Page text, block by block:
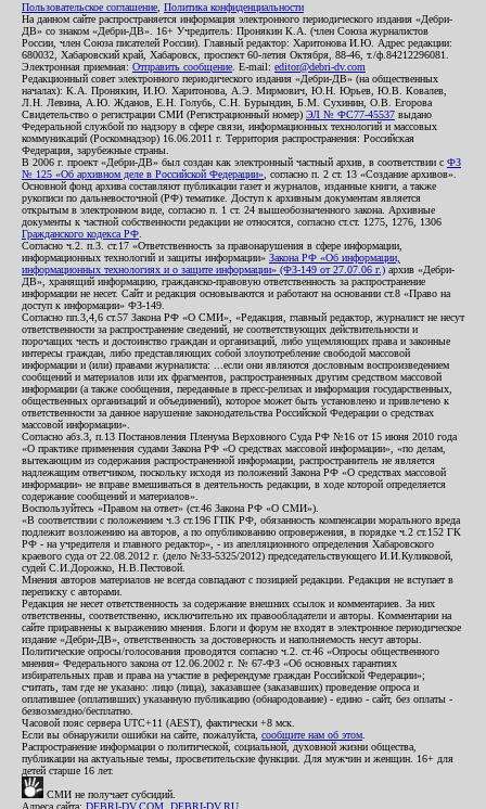
Пользовательское соглашение Политика конфиденциальности
На данном сайте распространяется информация электронного периодического издания «Дебри-
ДВ» со знаком «Дебри-ДВ». 16+ Учредитель: Пронякин К.А. (член Союза журналистов
России, член Союза писателей России). Главный редактор: Харитонова И.Ю. Адрес редакции:
680032, Хабаровский край, Хабаровск, проспект 60-летия Октября, 88-46, т./ф.84212296081.
Электронная приемная: Отправить сообщение . E-mail: editor@debri-dv.com
Редакционный совет электронного периодического издания «Дебри-ДВ» (на общественных
началах): К.А. Пронякин, И.Ю. Харитонова, А.Э. Мирмович, Ю.Н. Юрьев, Ю.В. Ковалев,
Л.Н. Левина, А.Ю. Жданов, Е.Н. Голубь, С.Н. Бурындин, Б.М. Сухинин, О.В. Егорова
Свидетельство о регистрации СМИ (Регистрационный номер) ЭЛ № ФС77-45537 выдано
Федеральной службой по надзору в сфере связи, информационных технологий и массовых
коммуникаций (Роскомнадзор) 16.06.2011 г. Территория распространения: Российская
Федерация, зарубежные страны.
В 2006 г. проект «Дебри-ДВ» был создан как электронный частный архив, в соответствии с ФЗ
№ 125 «Об архивном деле в Российской Федерации» , согласно п. 2 ст. 13 «Создание архивов».
Основной фонд архива составляют публикации газет и журналов, изданные книги, а также
рукописи по дальневосточной (РФ) тематике. Доступ к архивным документам является
открытым в электронном виде, согласно п. 1 ст. 24 вышеобозначенного закона. Архивные
документы к частной собственности редакции не относятся, согласно ст.ст. 1275, 1276, 1306
Гражданского кодекса РФ
Согласно ч.2. п.3. ст.17 «Ответственность за правонарушения в сфере информации,
информационных технологий и защиты информации» Закона РФ «Об информации,
информационных технологиях и о защите информации» (ФЗ-149 от 27.07.06 г.) архив «Дебри-
ДВ», хранящий информацию, гражданско-правовую ответственность за распространение
информации не несет. Сайт и редакция основываются и работают на основании ст.8 «Право на
доступ к информации» ФЗ-149.
Согласно пп.3,4,6 ст.57 Закона РФ «О СМИ», «Редакция, главный редактор, журналист не несут
ответственности за распространение сведений, не соответствующих действительности и
порочащих честь и достоинство граждан и организаций, либо ущемляющих права и законные
интересы граждан, либо представляющих собой злоупотребление свободой массовой
информации и (или) правами журналиста: ...если они являются дословным воспроизведением
сообщений и материалов или их фрагментов, распространенных другим средством массовой
информации (а также сообщения, переданные в пресс-релизах и информация государственных,
общественных организаций и объединений), которое может быть установлено и привлечено к
ответственности за данное нарушение законодательства Российской Федерации о средствах
массовой информации».
Согласно абз.3, п.13 Постановления Пленума Верховного Суда РФ №16 от 15 июня 2010 года
«О практике применения судами Закона РФ «О средствах массовой информации», «по делам,
вытекающим из содержания распространенной информации, распространитель не является
надлежащим ответчиком, поскольку исходя из положений Закона РФ «О средствах массовой
информации» не вправе вмешиваться в деятельность редакции, в ходе которой определяется
содержание сообщений и материалов».
Воспользуйтесь «Правом на ответ» (ст.46 Закона РФ «О СМИ»).
«В соответствии с положением ч.3 ст.196 ГПК РФ, обязанность компенсации морального вреда
подлежит возложению на авторов, а по опубликованию опровержения, в порядке ч.2 ст.152 ГК
РФ - на учредителя и главного редактор», - из апелляционного определения Хабаровского
краевого суда от 22.08.2012 г. (дело №33-5325/2012) председательствующего И.И.Куликовой,
судей С.И.Дорожко, Н.В.Пестовой.
Мнения авторов материалов не всегда совпадают с позицией редакции. Редакция не вступает в
переписку с авторами.
Редакция не несет ответственность за содержание внешних ссылок и комментариев. За них
ответственны, соответственно, исключительно их правообладатели и авторы. Комментарии на
сайте приравнены к выражению мнения. Блоги и форум не входят в электронное периодическое
издание «Дебри-ДВ», ответственность за достоверность и наполняемость несут авторы.
Политические опросы/голосования проводятся согласно ч.2. ст.46 «Опросы общественного
мнения» Федерального закона от 12.06.2002 г. № 67-ФЗ «Об основных гарантиях
избирательных прав и права на участие в референдуме граждан Российской Федерации»;
считать, там где не указано: лицо (лица), заказавшее (заказавших) проведение опроса и
оплатившее (оплативших) указанную публикацию (обнародование) - едино - сайт, без оплаты -
безвозмездно/бесплатно.
Часовой пояс сервера UTC+11 (AEST), фактически +8 мск.
Если вы обнаружили ошибки на сайте, пожалуйста, сообщите нам об этом
Распространение информации о политической, социальной, духовной жизни общества,
публикации на актуальные темы, просветительские функции. Для мужчин и женщин. 16+ для
детей старше 16 лет.
СМИ не получает субсидий.
Адреса сайта: DEBRI-DV.COM DEBRI-DV.RU